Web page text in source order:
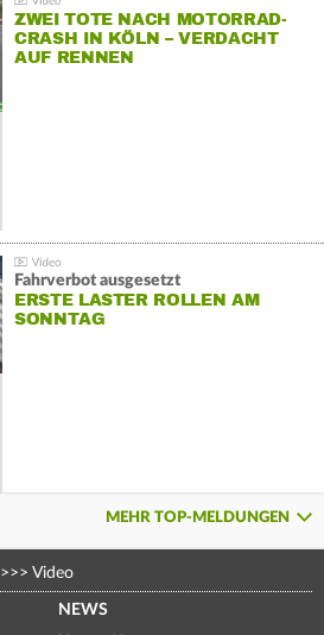
ZWEI TOTE NACH MOTORRAD-
CRASH IN KÖLN – VERDACHT
AUF RENNEN
Fahrverbot ausgesetzt
ERSTE LASTER ROLLEN AM
SONNTAG
MEHR TOP-MELDUNGEN
>>> Video
NEWS